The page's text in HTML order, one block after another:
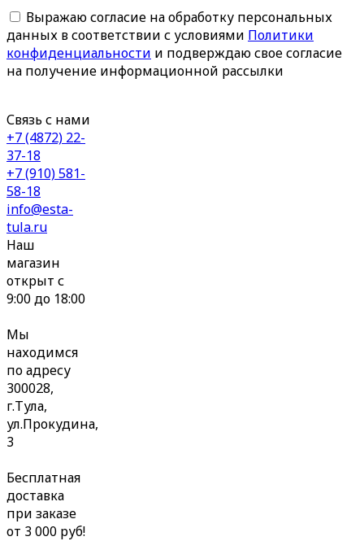
Выражаю согласие на обработку персональных
данных в соответствии с условиями Политики
конфиденциальности и подверждаю свое согласие
на получение информационной рассылки
Связь с нами
+7 (4872) 22-
37-18
+7 (910) 581-
58-18
info@esta-
tula.ru
Наш
магазин
открыт с
9:00 до 18:00
Мы
находимся
по адресу
300028,
г.Тула,
ул.Прокудина,
3
Бесплатная
доставка
при заказе
от 3 000 руб!